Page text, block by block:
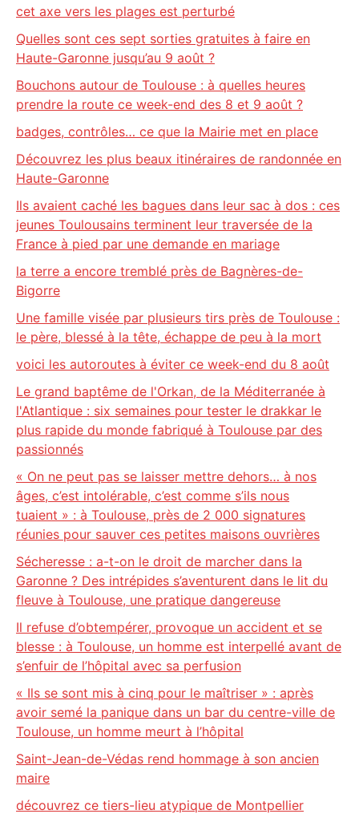
cet axe vers les plages est perturbé
Quelles sont ces sept sorties gratuites à faire en
Haute-Garonne jusqu’au 9 août ?
Bouchons autour de Toulouse : à quelles heures
prendre la route ce week-end des 8 et 9 août ?
badges, contrôles… ce que la Mairie met en place
Découvrez les plus beaux itinéraires de randonnée en
Haute-Garonne
Ils avaient caché les bagues dans leur sac à dos : ces
jeunes Toulousains terminent leur traversée de la
France à pied par une demande en mariage
la terre a encore tremblé près de Bagnères-de-
Bigorre
Une famille visée par plusieurs tirs près de Toulouse :
le père, blessé à la tête, échappe de peu à la mort
voici les autoroutes à éviter ce week-end du 8 août
Le grand baptême de l'Orkan, de la Méditerranée à
l'Atlantique : six semaines pour tester le drakkar le
plus rapide du monde fabriqué à Toulouse par des
passionnés
« On ne peut pas se laisser mettre dehors… à nos
âges, c’est intolérable, c’est comme s’ils nous
tuaient » : à Toulouse, près de 2 000 signatures
réunies pour sauver ces petites maisons ouvrières
Sécheresse : a-t-on le droit de marcher dans la
Garonne ? Des intrépides s’aventurent dans le lit du
fleuve à Toulouse, une pratique dangereuse
Il refuse d’obtempérer, provoque un accident et se
blesse : à Toulouse, un homme est interpellé avant de
s’enfuir de l’hôpital avec sa perfusion
« Ils se sont mis à cinq pour le maîtriser » : après
avoir semé la panique dans un bar du centre-ville de
Toulouse, un homme meurt à l’hôpital
Saint-Jean-de-Védas rend hommage à son ancien
maire
découvrez ce tiers-lieu atypique de Montpellier